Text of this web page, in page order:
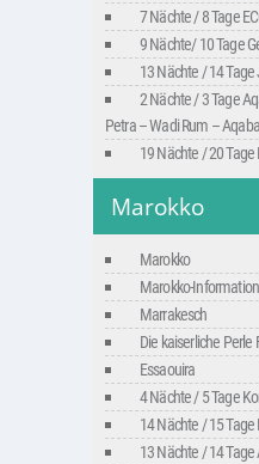
7 Nächte / 8 Tage
9 Nächte/ 10 Tage
13 Nächte / 14
2 Nächte / 3 Tage
Petra – Wadi Rum –
19 Nächte / 20
Marokko
Marokko
Marokko-
Marrakesch
Die kaiserliche Perle
Essaouira
4 Nächte / 5 Tage
14 Nächte / 15
13 Nächte / 14